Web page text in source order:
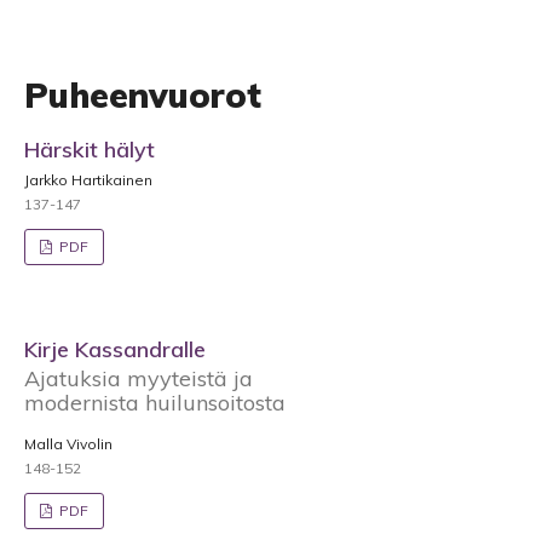
Puheenvuorot
Härskit hälyt
Jarkko Hartikainen
137-147
PDF
Kirje Kassandralle
Ajatuksia myyteistä ja
modernista huilunsoitosta
Malla Vivolin
148-152
PDF